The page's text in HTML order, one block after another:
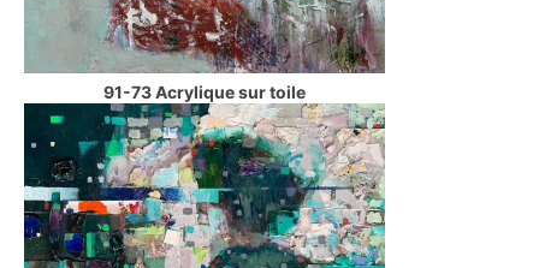
91-73 Acrylique sur toile